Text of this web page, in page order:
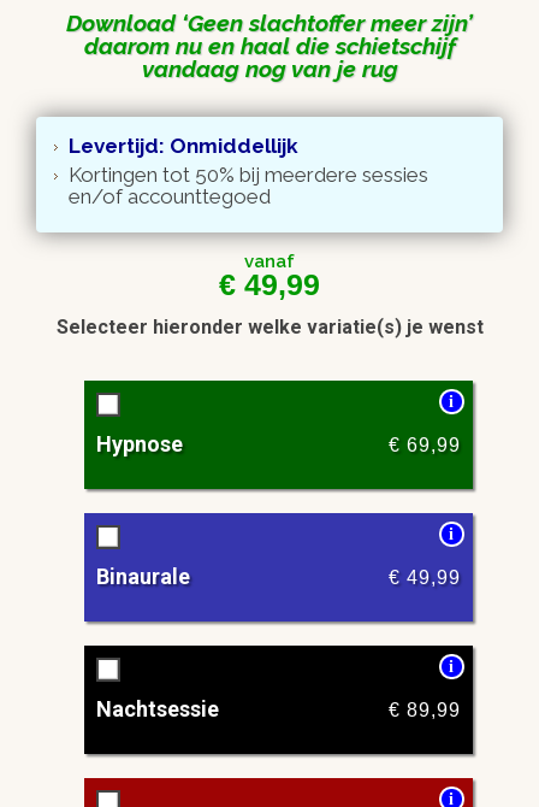
Download Geen slachtoffer meer zijn
daarom nu en haal die schietschijf
vandaag nog van je rug
Levertijd: Onmiddellijk
Kortingen tot 50% bij meerdere sessies
en/of accounttegoed
vanaf
€ 49,99
Selecteer hieronder welke variatie(s) je wenst
i
Hypnose € 69,99
i
Binaurale € 49,99
i
Nachtsessie € 89,99
i